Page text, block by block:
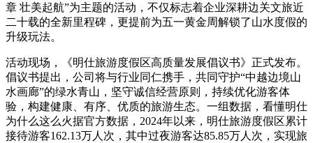
章 壮美起航”为主题的活动，不仅标志着企业深耕边关文旅近
二十载的全新里程碑，更提前为五一黄金周解锁了山水度假的
升级玩法。
活动现场，《明仕旅游度假区高质量发展倡议书》正式发布。
倡议书提出，公司将与行业同仁携手，共同守护“中越边境山
水画廊”的绿水青山，坚守诚信经营原则，持续优化游客体
验，构建健康、有序、优质的旅游生态。一组数据，看懂明仕
为什么这么火据官方数据，2024年以来，明仕旅游度假区累计
接待游客162.13万人次，其中过夜游客达85.85万人次，实现旅